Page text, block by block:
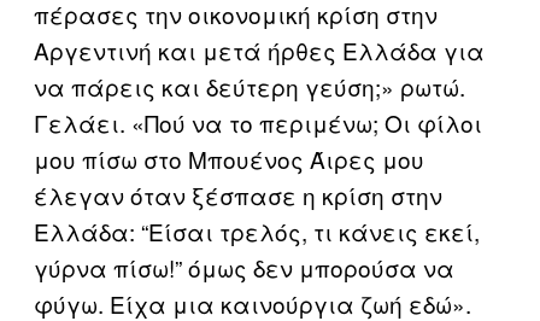
πέρασες την οικονομική κρίση στην
Αργεντινή και μετά ήρθες Ελλάδα για
να πάρεις και δεύτερη γεύση;» ρωτώ.
Γελάει. «Πού να το περιμένω; Οι φίλοι
μου πίσω στο Μπουένος Άιρες μου
έλεγαν όταν ξέσπασε η κρίση στην
Ελλάδα: “Είσαι τρελός, τι κάνεις εκεί,
γύρνα πίσω!” όμως δεν μπορούσα να
φύγω. Είχα μια καινούργια ζωή εδώ».